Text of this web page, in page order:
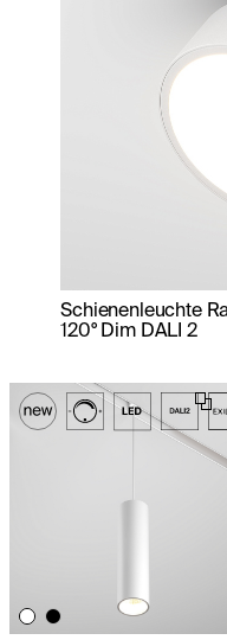
Schienenleuchte
120° Dim DALI 2